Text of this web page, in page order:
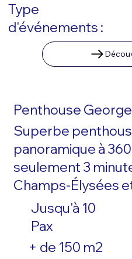
Type
d'événements :
Penthouse
Superbe
panoramique à
seulement 3
Champs-Élysées
Jusqu'à 10
Pax
+ de 150 m2